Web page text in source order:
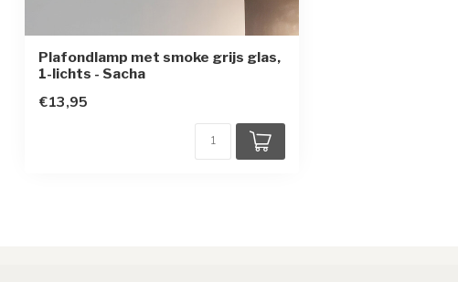
Plafondlamp met smoke grijs glas,
1-lichts - Sacha
€13,95